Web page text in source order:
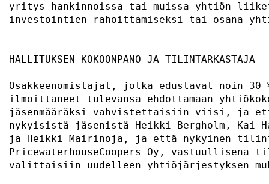
yritys-hankinnoissa tai muissa yhtiön
investointien rahoittamiseksi tai
HALLITUKSEN
Osakkeenomistajat, jotka edustavat
ilmoittaneet tulevansa ehdottamaan
jäsenmääräksi vahvistettaisiin viisi, ja
nykyisistä jäsenistä Heikki Bergholm, Kai
ja Heikki Mairinoja, ja että nykyinen
PricewaterhouseCoopers Oy,
valittaisiin uudelleen